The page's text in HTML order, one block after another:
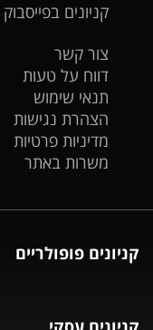
קניונים בפייסבוק
צור קשר
דווח על טעות
תנאי שימוש
הצהרת נגישות
מדיניות פרטיות
משרות באתר
קניונים פופולריים